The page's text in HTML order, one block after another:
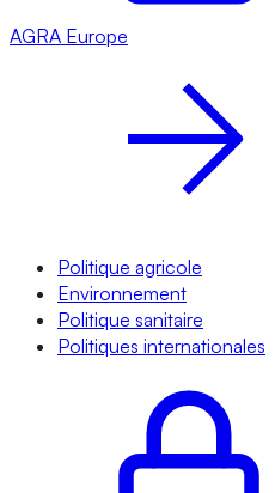
AGRA Europe
Politique agricole
Environnement
Politique sanitaire
Politiques internationales